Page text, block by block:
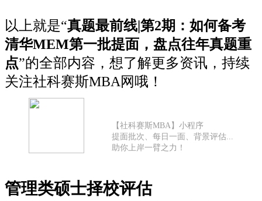
以上就是“真题最前线|第2期：如何备考
清华MEM第一批提面，盘点往年真题重
点”的全部内容，想了解更多资讯，持续
关注社科赛斯MBA网哦！
【社科赛斯MBA】小程序
提面批次、每日一面、背景评估...
助你上岸一臂之力！
管理类硕士择校评估